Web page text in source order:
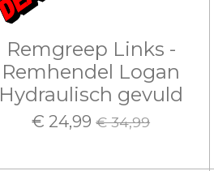
Remgreep Links -
Remhendel Logan
Hydraulisch gevuld
€ 24,99 € 34,99